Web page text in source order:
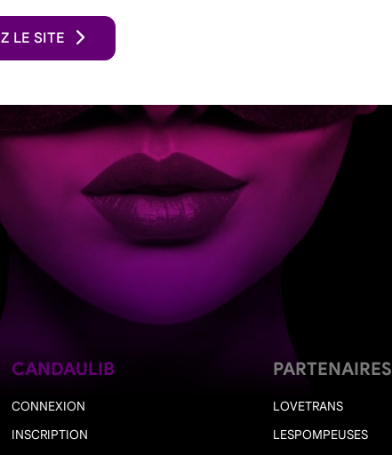
LE SITE
CANDAULIB
CONNEXION
INSCRIPTION
PARTENAIRES
LOVETRANS
LESPOMPEUSES